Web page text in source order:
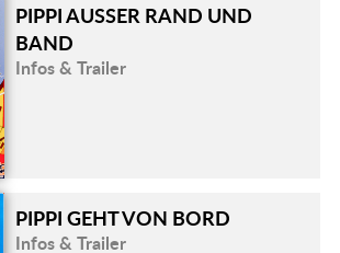
PIPPI AUSSER RAND UND B
AND
Infos & Trailer
PIPPI GEHT VON BORD
Infos & Trailer